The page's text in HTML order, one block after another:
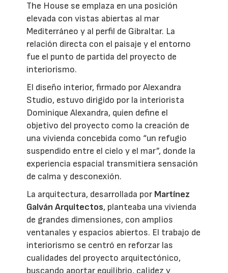
The House se emplaza en una posición
elevada con vistas abiertas al mar
Mediterráneo y al perfil de Gibraltar. La
relación directa con el paisaje y el entorno
fue el punto de partida del proyecto de
interiorismo.
El diseño interior, firmado por Alexandra
Studio, estuvo dirigido por la interiorista
Dominique Alexandra, quien define el
objetivo del proyecto como la creación de
una vivienda concebida como “un refugio
suspendido entre el cielo y el mar”, donde la
experiencia espacial transmitiera sensación
de calma y desconexión.
La arquitectura, desarrollada por Martínez
Galván Arquitectos, planteaba una vivienda
de grandes dimensiones, con amplios
ventanales y espacios abiertos. El trabajo de
interiorismo se centró en reforzar las
cualidades del proyecto arquitectónico,
buscando aportar equilibrio, calidez y